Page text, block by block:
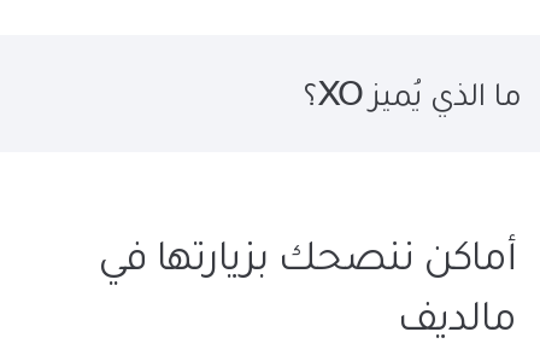
ما الذي يُميز XO؟
أماكن ننصحك بزيارتها في
مالديف